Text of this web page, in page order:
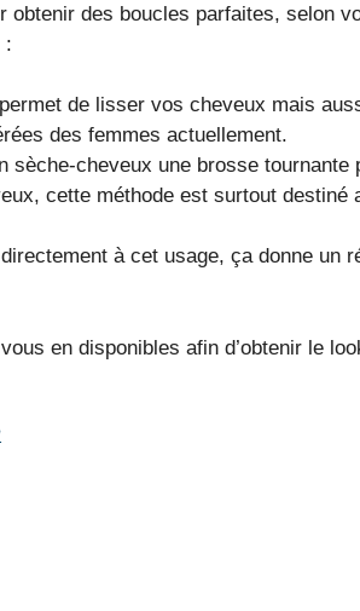
des boucles parfaites, selon
:
de lisser vos cheveux mais
des femmes actuellement.
sèche-cheveux une brosse
cette méthode est surtout destiné
à cet usage, ça donne un
en disponibles afin d’obtenir le